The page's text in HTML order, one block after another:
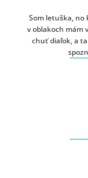
Som letuška, no
v oblakoch mám
chuť diaľok, a